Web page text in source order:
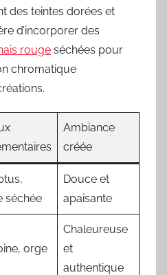
des teintes dorées et
d’incorporer des
rouge séchées pour
chromatique
Ambiance
créée
séchée
Douce et
apaisante
orge
Chaleureuse
et
authentique